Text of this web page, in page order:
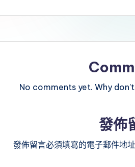
No comments yet. Why
發佈
發佈留言必須填寫的電子郵件地